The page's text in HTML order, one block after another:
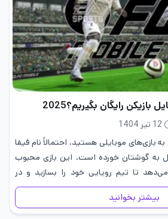
رایگان بگیریم؟2025
12 تیر 1404
بازی‌های موبایلی هستید، احتمالاً نام فیفا
به گوشتان خورده است. این بازی محبوب
تا تیم رویایی خود را بسازید و در
بیشتر بخوانید